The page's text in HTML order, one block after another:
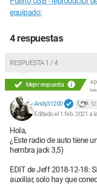
equipado:
4 respuestas
RESPUESTA 1 / 4
Mejor respuesta
Andy31200 12
Editado el 1 feb. 2021 a
Hola,
¿Este radio de auto tiene
hembra jack 3,5)
EDIT de Jeff 2018-12-18:
auxiliar, solo hay que